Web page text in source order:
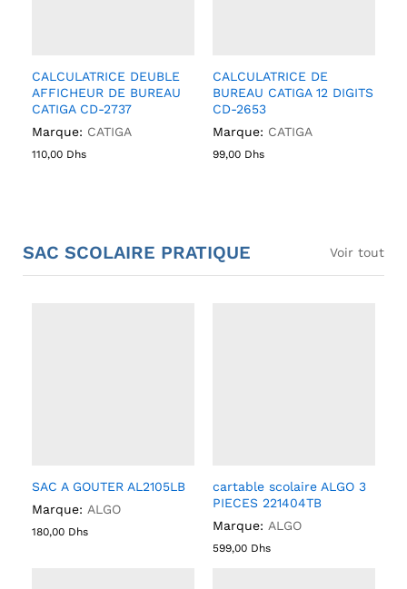
CALCULATRICE DEUBLE
AFFICHEUR DE BUREAU
CATIGA CD-2737
Marque: CATIGA
110,00 Dhs
CALCULATRICE DE
BUREAU CATIGA 12 DIGITS
CD-2653
Marque: CATIGA
99,00 Dhs
SAC SCOLAIRE PRATIQUE Voir tout
SAC A GOUTER AL2105LB
Marque: ALGO
180,00 Dhs
cartable scolaire ALGO 3
PIECES 221404TB
Marque: ALGO
599,00 Dhs